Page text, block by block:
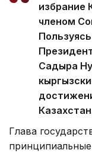
избрание
членом
Садыра
Глава